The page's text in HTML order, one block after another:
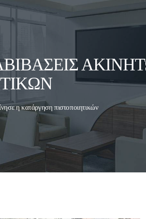
η κατάργηση πιστοποιητικών